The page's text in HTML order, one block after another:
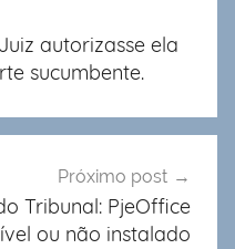
autorizasse ela
sucumbente.
Próximo post
Tribunal: PjeOffice
ou não instalado